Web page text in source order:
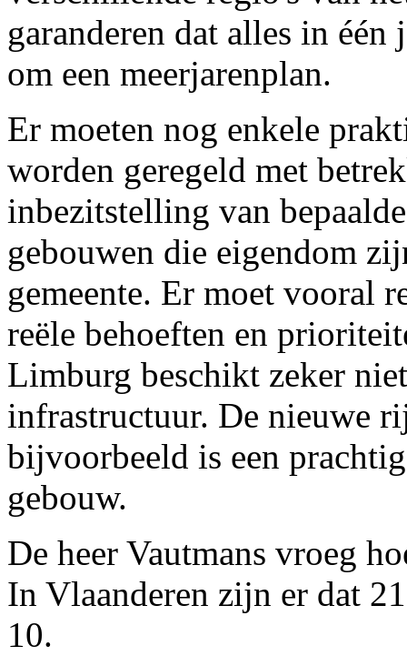
garanderen dat alles in
om een meerjarenplan.
Er moeten nog enkele
worden geregeld met
inbezitstelling van
gebouwen die eigendom
gemeente. Er moet vooral
reële behoeften en
Limburg beschikt zeker
infrastructuur. De nieuwe
bijvoorbeeld is een
gebouw.
De heer Vautmans vroeg
In Vlaanderen zijn er dat
10.